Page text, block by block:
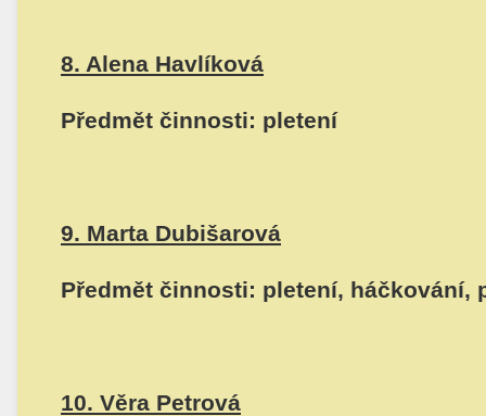
8. Alena Havlíková
Předmět činnosti: pletení
9. Marta Dubišarová
Předmět činnosti: pletení, háčkování,
10. Věra Petrová